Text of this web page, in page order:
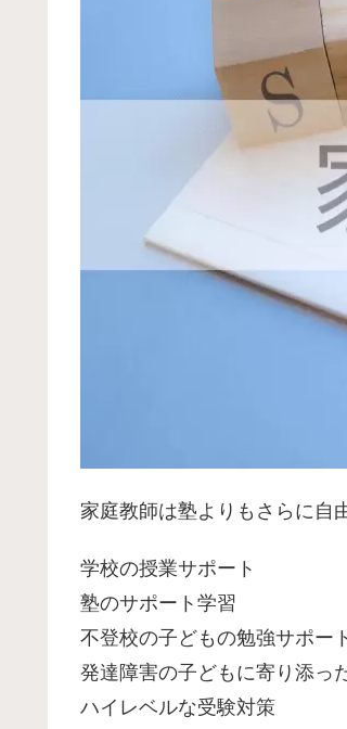
家庭教師は塾よりもさらに自
学校の授業サポート
塾のサポート学習
不登校の子どもの勉強サポー
発達障害の子どもに寄り添っ
ハイレベルな受験対策